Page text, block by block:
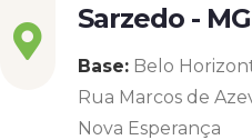
Sarzedo - MG
Base: Belo
Rua Marcos de
Nova Esperança